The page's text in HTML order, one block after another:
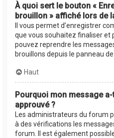
À quoi sert le bouton «
brouillon » affiché lors de
Il vous permet d’enregistrer
que vous souhaitez finaliser et
pouvez reprendre les
brouillons depuis le panneau
Haut
Pourquoi mon message a-
approuvé ?
Les administrateurs du forum
à des vérifications les
forum. Il est également